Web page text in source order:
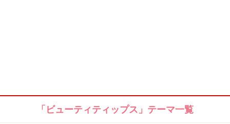
「ビューティティップス」テーマ一覧